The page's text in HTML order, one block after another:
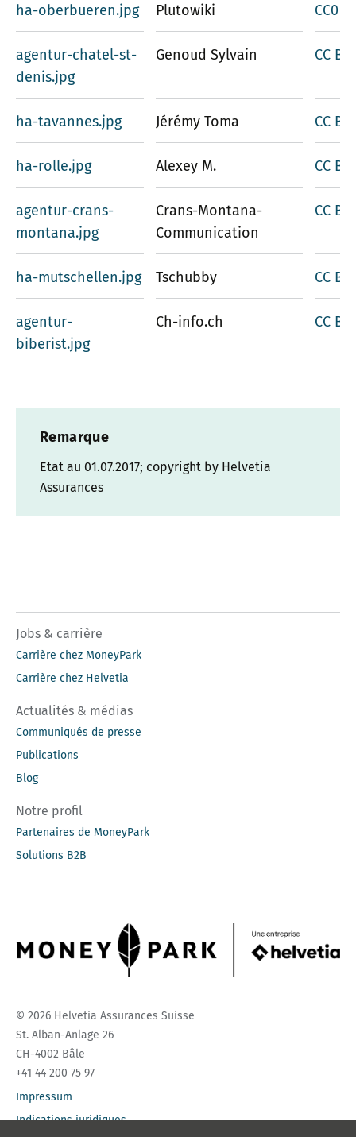
ha-oberbueren.jpg Plutowiki CC0
agentur-chatel-st-
denis.jpg
Genoud Sylvain CC
ha-tavannes.jpg Jérémy Toma CC
ha-rolle.jpg Alexey M. CC
agentur-crans-
montana.jpg
Crans-Montana-
Communication
CC
ha-mutschellen.jpg Tschubby CC
agentur-
biberist.jpg
Ch-info.ch CC
Remarque
Etat au 01.07.2017; copyright by Helvetia
Assurances
Jobs & carrière
Carrière chez MoneyPark
Carrière chez Helvetia
Actualités & médias
Communiqués de presse
Publications
Blog
Notre profil
Partenaires de MoneyPark
Solutions B2B
© 2026 Helvetia Assurances Suisse
St. Alban-Anlage 26
CH-4002 Bâle
+41 44 200 75 97
Impressum
Indications juridiques